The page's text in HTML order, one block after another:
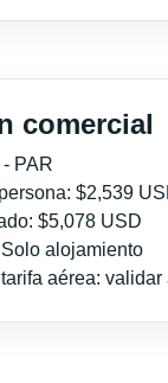
comercial
PAR
$2,539
$5,078 USD
alojamiento
aérea: